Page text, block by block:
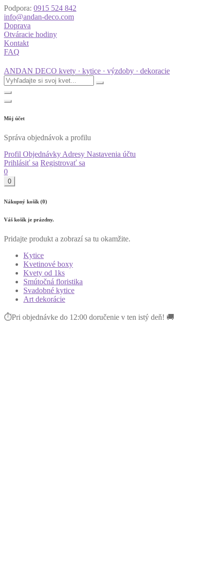
Podpora: 0915 524 842
info@andan-deco.com
Doprava
Otváracie hodiny
Kontakt
FAQ
ANDAN DECO kvety · kytice · výzdoby · dekoracie
Môj účet
Správa objednávok a profilu
Profil Objednávky Adresy Nastavenia účtu
Prihlásiť sa Registrovať sa
0
0
Nákupný košík (0)
Váš košík je prázdny.
Pridajte produkt a zobrazí sa tu okamžite.
Kytice
Kvetinové boxy
Kvety od 1ks
Smútočná floristika
Svadobné kytice
Art dekorácie
⏱Pri objednávke do 12:00 doručenie v ten istý deň! 🚚